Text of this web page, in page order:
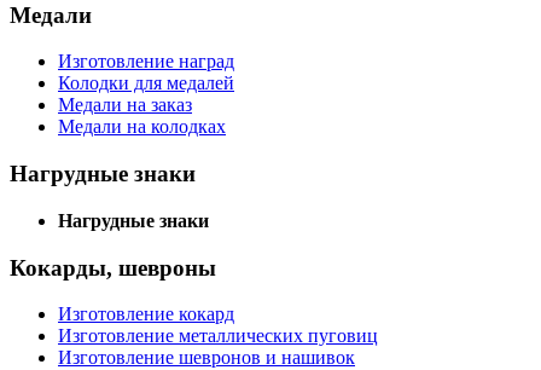
Медали
Изготовление наград
Колодки для медалей
Медали на заказ
Медали на колодках
Нагрудные знаки
Нагрудные знаки
Кокарды, шевроны
Изготовление кокард
Изготовление металлических пуговиц
Изготовление шевронов и нашивок